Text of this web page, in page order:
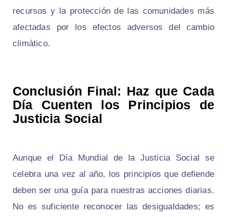
recursos y la protección de las comunidades más
afectadas por los efectos adversos del cambio
climático.
Conclusión Final: Haz que Cada
Día Cuenten los Principios de
Justicia Social
Aunque el Día Mundial de la Justicia Social se
celebra una vez al año, los principios que defiende
deben ser una guía para nuestras acciones diarias.
No es suficiente reconocer las desigualdades; es